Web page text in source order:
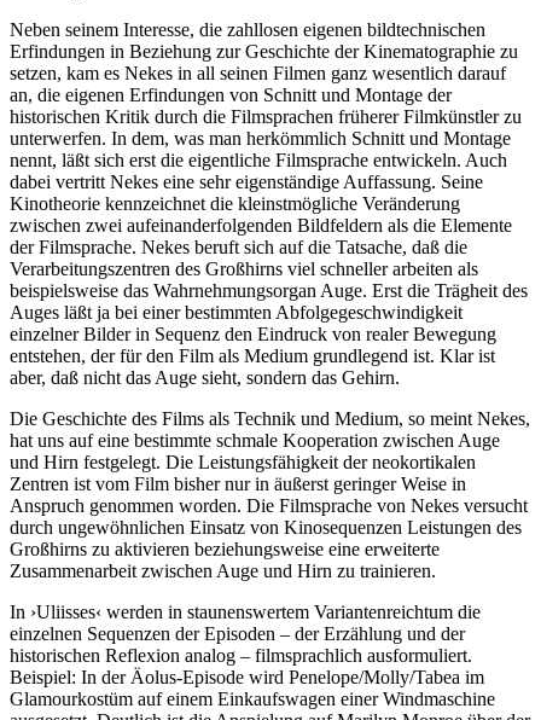
Neben seinem Interesse, die zahllosen eigenen bildtechnischen
Erfindungen in Beziehung zur Geschichte der Kinematographie zu
setzen, kam es Nekes in all seinen Filmen ganz wesentlich darauf
an, die eigenen Erfindungen von Schnitt und Montage der
historischen Kritik durch die Filmsprachen früherer Filmkünstler zu
unterwerfen. In dem, was man herkömmlich Schnitt und Montage
nennt, läßt sich erst die eigentliche Filmsprache entwickeln. Auch
dabei vertritt Nekes eine sehr eigenständige Auffassung. Seine
Kinotheorie kennzeichnet die kleinstmögliche Veränderung
zwischen zwei aufeinanderfolgenden Bildfeldern als die Elemente
der Filmsprache. Nekes beruft sich auf die Tatsache, daß die
Verarbeitungszentren des Großhirns viel schneller arbeiten als
beispielsweise das Wahrnehmungsorgan Auge. Erst die Trägheit des
Auges läßt ja bei einer bestimmten Abfolgegeschwindigkeit
einzelner Bilder in Sequenz den Eindruck von realer Bewegung
entstehen, der für den Film als Medium grundlegend ist. Klar ist
aber, daß nicht das Auge sieht, sondern das Gehirn.
Die Geschichte des Films als Technik und Medium, so meint Nekes,
hat uns auf eine bestimmte schmale Kooperation zwischen Auge
und Hirn festgelegt. Die Leistungsfähigkeit der neokortikalen
Zentren ist vom Film bisher nur in äußerst geringer Weise in
Anspruch genommen worden. Die Filmsprache von Nekes versucht
durch ungewöhnlichen Einsatz von Kinosequenzen Leistungen des
Großhirns zu aktivieren beziehungsweise eine erweiterte
Zusammenarbeit zwischen Auge und Hirn zu trainieren.
In ›Uliisses‹ werden in staunenswertem Variantenreichtum die
einzelnen Sequenzen der Episoden – der Erzählung und der
historischen Reflexion analog – filmsprachlich ausformuliert.
Beispiel: In der Äolus-Episode wird Penelope/Molly/Tabea im
Glamourkostüm auf einem Einkaufswagen einer Windmaschine